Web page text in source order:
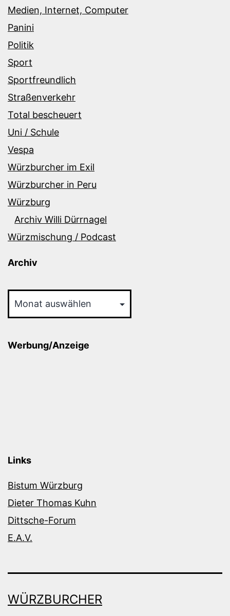
Medien, Internet, Computer
Panini
Politik
Sport
Sportfreundlich
Straßenverkehr
Total bescheuert
Uni / Schule
Vespa
Würzburcher im Exil
Würzburcher in Peru
Würzburg
Archiv Willi Dürrnagel
Würzmischung / Podcast
Archiv
Werbung/Anzeige
Links
Bistum Würzburg
Dieter Thomas Kuhn
Dittsche-Forum
E.A.V.
WÜRZBURCHER